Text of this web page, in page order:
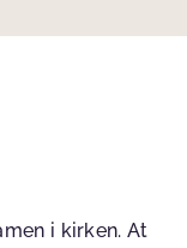
i kirken. At